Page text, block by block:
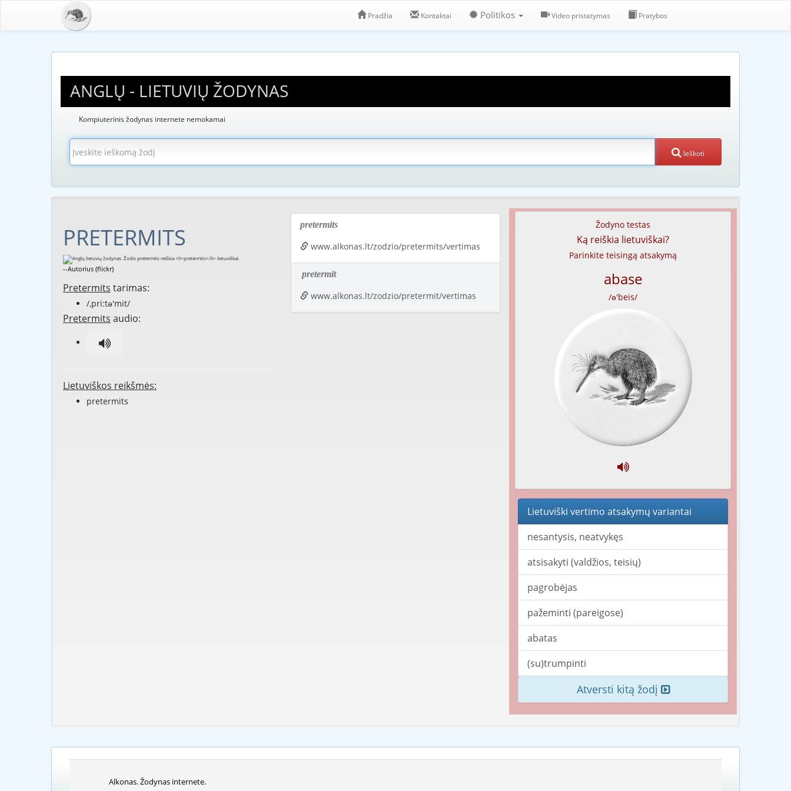
Pradžia Kontaktai Politikos Video pristatymas Pratybos
ANGLŲ - LIETUVIŲ ŽODYNAS
Kompiuterinis žodynas internete nemokamai
Ieškoti
PRETERMITS
--Autorius (flickr)
Pretermits tarimas:
/,pri:tə'mit/
Pretermits audio:
Lietuviškos reikšmės:
pretermits
pretermits
www.alkonas.lt/zodzio/pretermits/vertimas
pretermit
www.alkonas.lt/zodzio/pretermit/vertimas
Žodyno testas
Ką reiškia lietuviškai?
Parinkite teisingą atsakymą
abase
/ə'beis/
Lietuviški vertimo atsakymų variantai
nesantysis, neatvykęs
atsisakyti (valdžios, teisių)
pagrobėjas
pažeminti (pareigose)
abatas
(su)trumpinti
Atversti kitą žodį
Alkonas. Žodynas internete.